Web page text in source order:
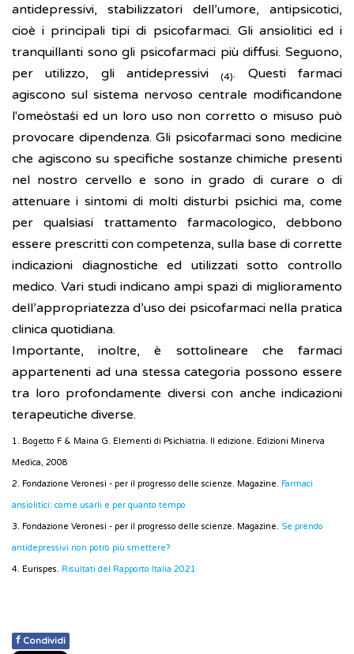
antidepressivi, stabilizzatori dell’umore, antipsicotici,
cioè i principali tipi di psicofarmaci. Gli ansiolitici ed i
tranquillanti sono gli psicofarmaci più diffusi. Seguono,
per utilizzo, gli antidepressivi(4). Questi farmaci
agiscono sul sistema nervoso centrale modificandone
l'omeòstaṡi ed un loro uso non corretto o misuso può
provocare dipendenza. Gli psicofarmaci sono medicine
che agiscono su specifiche sostanze chimiche presenti
nel nostro cervello e sono in grado di curare o di
attenuare i sintomi di molti disturbi psichici ma, come
per qualsiasi trattamento farmacologico, debbono
essere prescritti con competenza, sulla base di corrette
indicazioni diagnostiche ed utilizzati sotto controllo
medico. Vari studi indicano ampi spazi di miglioramento
dell’appropriatezza d’uso dei psicofarmaci nella pratica
clinica quotidiana.
Importante, inoltre, è sottolineare che farmaci
appartenenti ad una stessa categoria possono essere
tra loro profondamente diversi con anche indicazioni
terapeutiche diverse.
1. Bogetto F & Maina G. Elementi di Psichiatria. II edizione. Edizioni Minerva
Medica, 2008
2. Fondazione Veronesi - per il progresso delle scienze. Magazine. Farmaci
ansiolitici: come usarli e per quanto tempo
3. Fondazione Veronesi - per il progresso delle scienze. Magazine. Se prendo
antidepressivi non potrò più smettere?
4. Eurispes. Risultati del Rapporto Italia 2021
f Condividi